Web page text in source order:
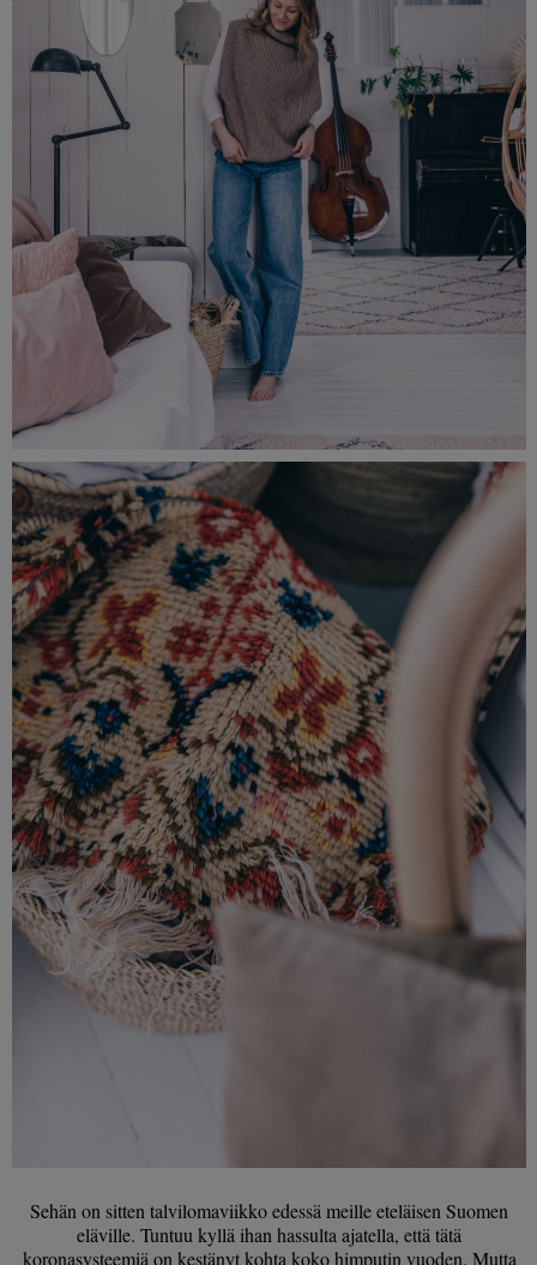
Sehän on sitten talvilomaviikko edessä meille eteläisen Suomen
eläville. Tuntuu kyllä ihan hassulta ajatella, että tätä
koronasysteemiä on kestänyt kohta koko himputin vuoden. Mutta